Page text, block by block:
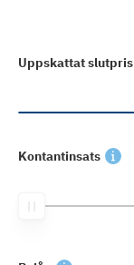
Uppskattat slutpris
Kontantinsats